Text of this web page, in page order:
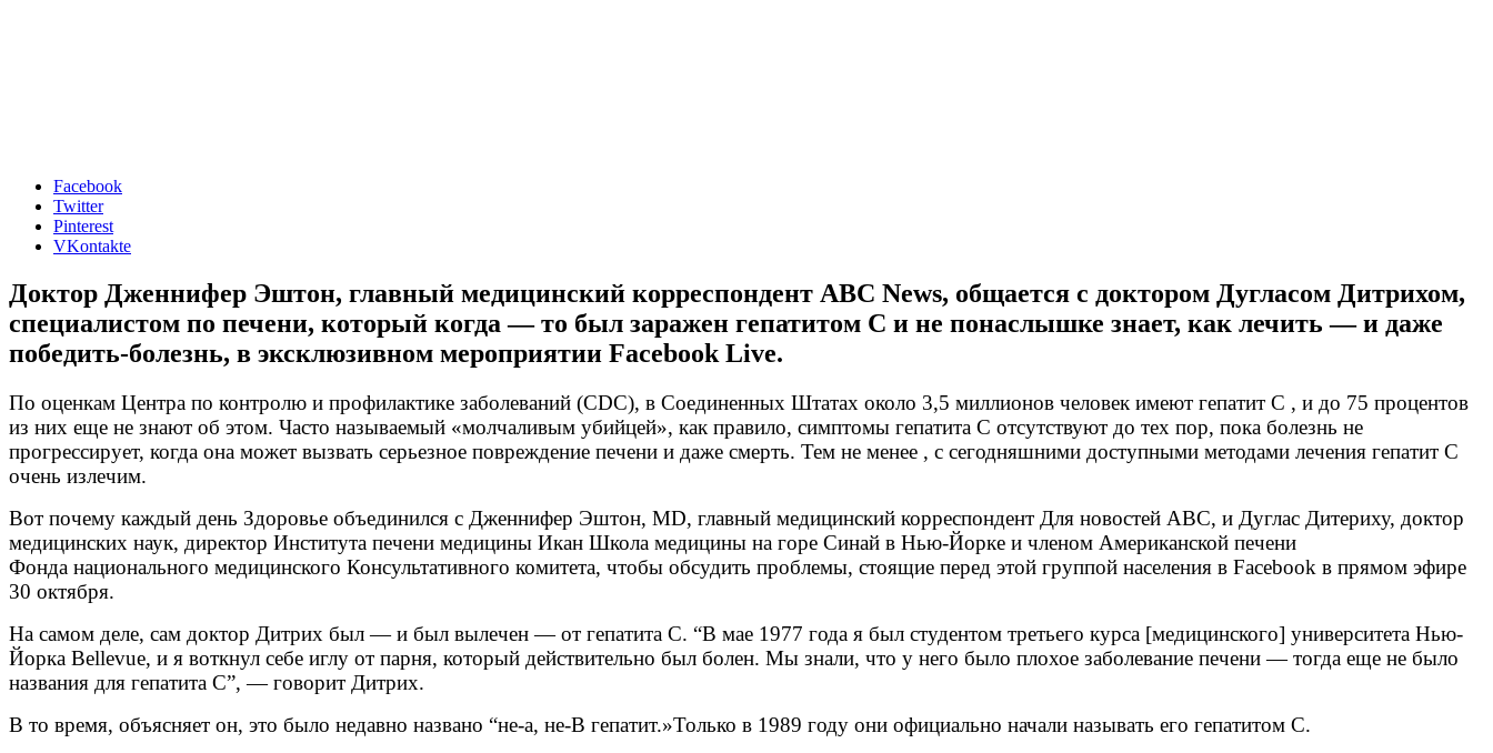
Facebook
Twitter
Pinterest
VKontakte
Доктор Дженнифер Эштон, главный медицинский корреспондент ABC News, общается с доктором Дугласом Дитрихом,
специалистом по печени, который когда — то был заражен гепатитом С и не понаслышке знает, как лечить — и даже
победить-болезнь, в эксклюзивном мероприятии Facebook Live.
По оценкам Центра по контролю и профилактике заболеваний (CDC), в Соединенных Штатах около 3,5 миллионов человек имеют гепатит С , и до 75 процентов
из них еще не знают об этом. Часто называемый «молчаливым убийцей», как правило, симптомы гепатита С отсутствуют до тех пор, пока болезнь не
прогрессирует, когда она может вызвать серьезное повреждение печени и даже смерть. Тем не менее , с сегодняшними доступными методами лечения гепатит С
очень излечим.
Вот почему каждый день Здоровье объединился с Дженнифер Эштон, MD, главный медицинский корреспондент Для новостей ABC, и Дуглас Дитериху, доктор
медицинских наук, директор Института печени медицины Икан Школа медицины на горе Синай в Нью-Йорке и членом Американской печени
Фонда национального медицинского Консультативного комитета, чтобы обсудить проблемы, стоящие перед этой группой населения в Facebook в прямом эфире
30 октября.
На самом деле, сам доктор Дитрих был — и был вылечен — от гепатита С. “В мае 1977 года я был студентом третьего курса [медицинского] университета Нью-
Йорка Bellevue, и я воткнул себе иглу от парня, который действительно был болен. Мы знали, что у него было плохое заболевание печени — тогда еще не было
названия для гепатита С”, — говорит Дитрих.
В то время, объясняет он, это было недавно названо “не-a, не-B гепатит.»Только в 1989 году они официально начали называть его гепатитом С.